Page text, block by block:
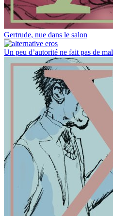
Gertrude, nue dans le salon
Un peu d’autorité ne fait pas de mal